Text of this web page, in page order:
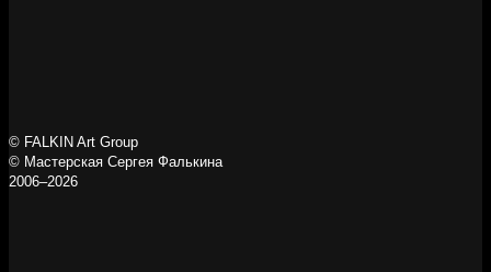
© FALKIN Art Group
© Мастерская Сергея Фалькина
2006–2026